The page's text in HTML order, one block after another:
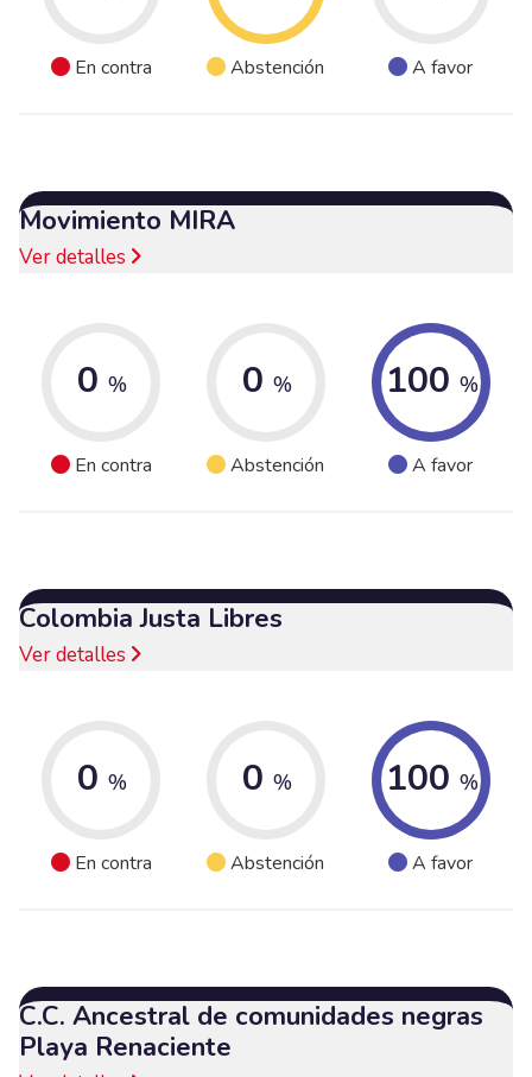
En contra Abstención A favor
Movimiento MIRA
Ver detalles
0 %
En contra
0 %
Abstención
100 %
A favor
Colombia Justa Libres
Ver detalles
0 %
En contra
0 %
Abstención
100 %
A favor
C.C. Ancestral de comunidades negras
Playa Renaciente